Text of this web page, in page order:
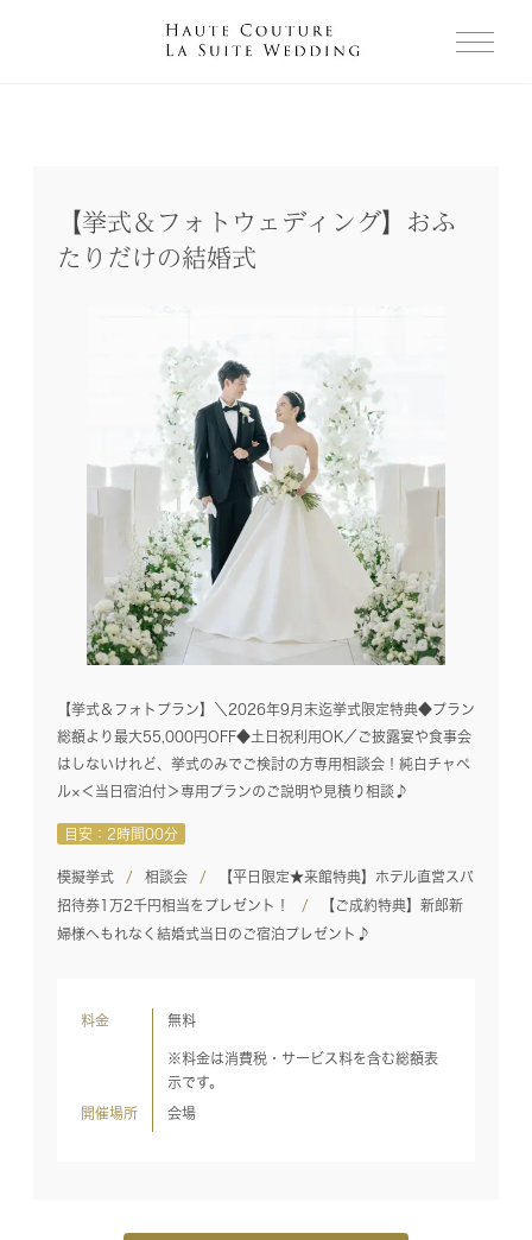
【挙式＆フォトウェディング】おふ
たりだけの結婚式
【挙式＆フォトプラン】＼2026年9月末迄挙式限定特典◆プラン
総額より最大55,000円OFF◆土日祝利用OK／ご披露宴や食事会
はしないけれど、挙式のみでご検討の方専用相談会！純白チャペ
ル×＜当日宿泊付＞専用プランのご説明や見積り相談♪
目安：2時間00分
模擬挙式 相談会
【平日限定★来館特典】ホテル直営スパ
招待券1万2千円相当をプレゼント！
【ご成約特典】新郎新
婦様へもれなく結婚式当日のご宿泊プレゼント♪
料金 無料
※料金は消費税・サービス料を含む総額表
示です。
開催場所 会場